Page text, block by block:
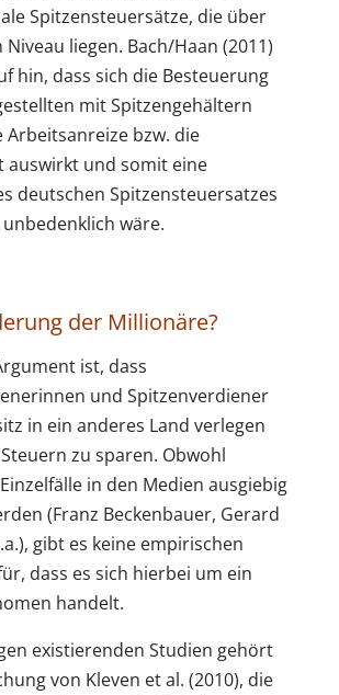
Spitzensteuersätze, die über
liegen. Bach/Haan (2011)
hin, dass sich die Besteuerung
mit Spitzengehältern
Arbeitsanreize bzw. die
auswirkt und somit eine
deutschen Spitzensteuersatzes
wäre.
der Millionäre?
ist, dass
und Spitzenverdiener
in ein anderes Land verlegen
zu sparen. Obwohl
in den Medien ausgiebig
(Franz Beckenbauer, Gerard
gibt es keine empirischen
dass es sich hierbei um ein
handelt.
existierenden Studien gehört
von Kleven et al. (2010), die